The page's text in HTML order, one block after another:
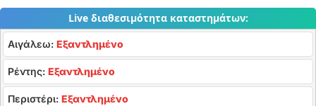
Live διαθεσιμότητα καταστημάτων:
Αιγάλεω: Εξαντλημένο
Ρέντης: Εξαντλημένο
Περιστέρι: Εξαντλημένο